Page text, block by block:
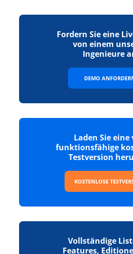
Fordern Sie eine
von einem
Ingenieure
DEMO
Laden Sie eine
funktionsfähige
Testversion
KOSTENLOSE
Vollständige
Features,